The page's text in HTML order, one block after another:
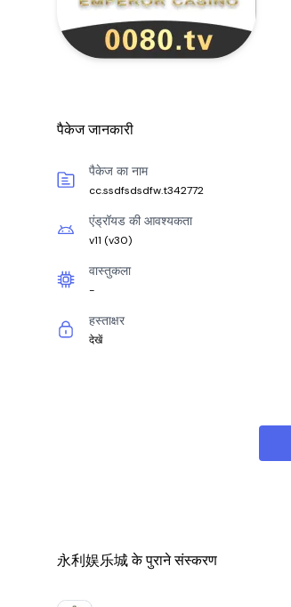
पैकेज जानकारी
पैकेज का नाम
cc.ssdfsdsdfw.t342772
एंड्रॉयड की आवश्यकता
v11 (v30)
वास्तुकला
-
हस्ताक्षर
देखें
永利娱乐城 के पुराने संस्करण